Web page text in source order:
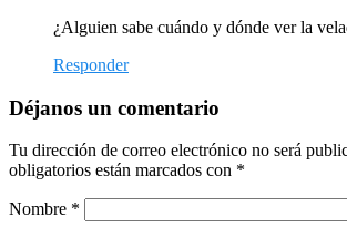
¿Alguien sabe cuándo y dónde ver la
Responder
Déjanos un comentario
Tu dirección de correo electrónico no será
obligatorios están marcados con *
Nombre *